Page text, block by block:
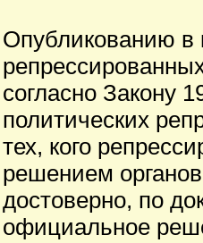
Опубликованию в
согласно Закону
политических
тех, кого
решением
достоверно, по
официальное